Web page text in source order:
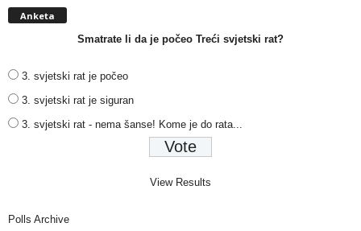
Anketa
Smatrate li da je počeo Treći svjetski rat?
3. svjetski rat je počeo
3. svjetski rat je siguran
3. svjetski rat - nema šanse! Kome je do rata...
View Results
Polls Archive